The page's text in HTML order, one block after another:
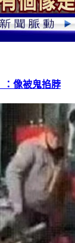
像被鬼掐脖